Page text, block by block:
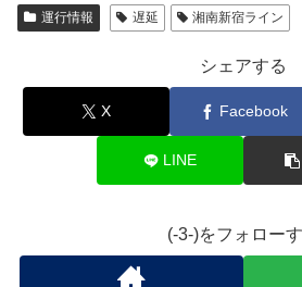
運行情報 遅延 湘南新宿ライン
シェアする
X Facebook
LINE
(-3-)をフォロー